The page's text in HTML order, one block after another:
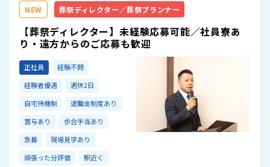
NEW 葬祭ディレクター／葬祭プランナー
【葬祭ディレクター】未経験応募可能／社員寮あ
り・遠方からのご応募も歓迎
正社員
経験不問
経験者優遇
週休2日
自宅待機制
退職金制度あり
賞与あり
歩合手当あり
急募
現場見学あり
頑張った分評価
駅近く